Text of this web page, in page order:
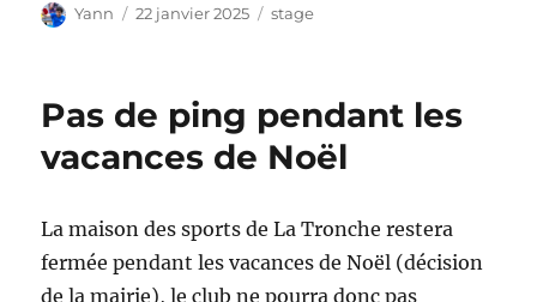
Auteur
Yann
Publié
22 janvier 2025 Étiquettes
stage
Pas de ping pendant les
vacances de Noël
La maison des sports de La Tronche restera
fermée pendant les vacances de Noël (décision
de la mairie), le club ne pourra donc pas